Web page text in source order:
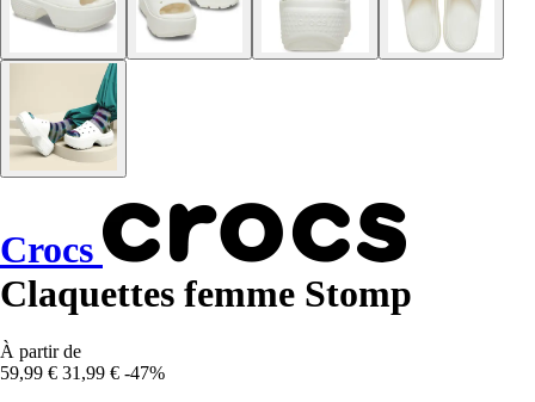
Crocs
Claquettes femme Stomp
À partir de
59,99 € 31,99 € -47%